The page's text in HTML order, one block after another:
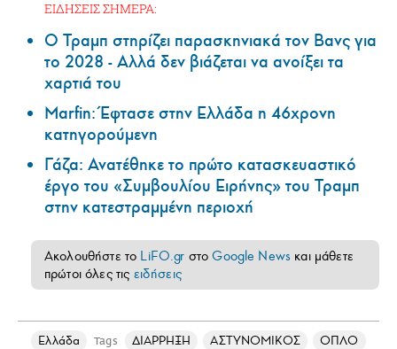
ΕΙΔΗΣΕΙΣ ΣΗΜΕΡΑ:
Ο Τραμπ στηρίζει παρασκηνιακά τον Βανς για
το 2028 - Αλλά δεν βιάζεται να ανοίξει τα
χαρτιά του
Marfin: Έφτασε στην Ελλάδα η 46χρονη
κατηγορούμενη
Γάζα: Ανατέθηκε το πρώτο κατασκευαστικό
έργο του «Συμβουλίου Ειρήνης» του Τραμπ
στην κατεστραμμένη περιοχή
Ακολουθήστε το LiFO.gr στοGoogle News και μάθετε
πρώτοι όλες τις ειδήσεις
Ελλάδα Tags ΔΙΑΡΡΗΞΗ ΑΣΤΥΝΟΜΙΚΟΣ
ΟΠΛΟ